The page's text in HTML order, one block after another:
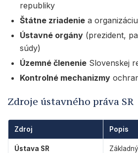
republiky
Štátne zriadenie a
Ústavné orgány (prezident,
súdy)
Územné členenie Slovenskej
Kontrolné mechanizmy
Zdroje ústavného práva SR
Zdroj Popis
Ústava SR